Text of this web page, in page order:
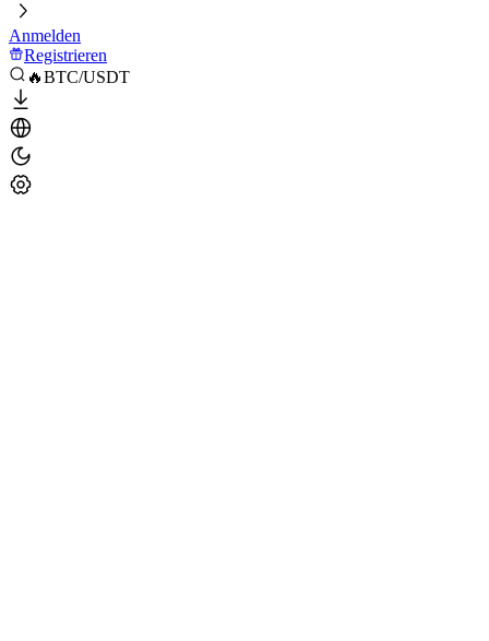
Anmelden
Registrieren
🔥BTC/USDT